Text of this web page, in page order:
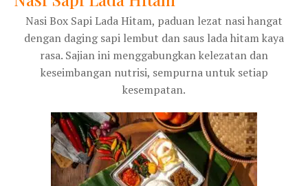
Nasi Box Sapi Lada Hitam, paduan lezat nasi hangat
dengan daging sapi lembut dan saus lada hitam kaya
rasa. Sajian ini menggabungkan kelezatan dan
keseimbangan nutrisi, sempurna untuk setiap
kesempatan.